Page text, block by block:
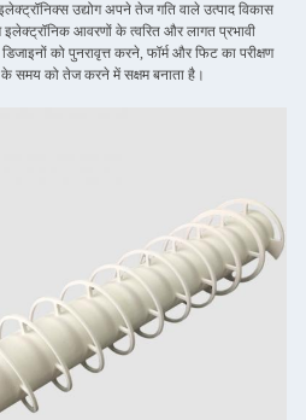
उद्योग अपने तेज गति वाले उत्पाद विकास
इलेक्ट्रॉनिक आवरणों के त्वरित और लागत प्रभावी
को पुनरावृत्त करने, फॉर्म और फिट का परीक्षण
समय को तेज करने में सक्षम बनाता है।